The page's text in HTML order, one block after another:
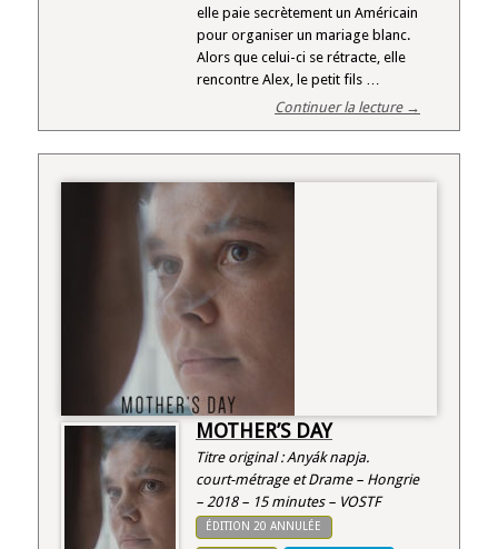
elle paie secrètement un Américain
pour organiser un mariage blanc.
Alors que celui-ci se rétracte, elle
rencontre Alex, le petit fils …
Continuer la lecture →
MOTHER’S DAY
Titre original : Anyák napja.
court-métrage et Drame – Hongrie
– 2018 – 15 minutes – VOSTF
ÉDITION 20 ANNULÉE